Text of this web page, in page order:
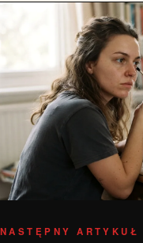
NASTĘPNY ARTYKUŁ